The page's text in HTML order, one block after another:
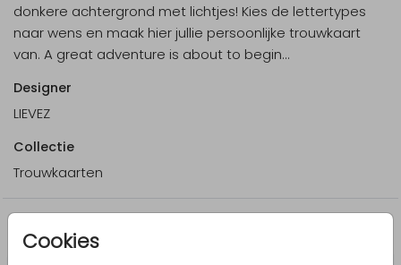
Cookies
donkere achtergrond met lichtjes! Kies de lettertypes
naar wens en maak hier jullie persoonlijke trouwkaart
van. A great adventure is about to begin...
Designer
LIEVEZ
Collectie
Trouwkaarten
Meer in dezelfde stijl